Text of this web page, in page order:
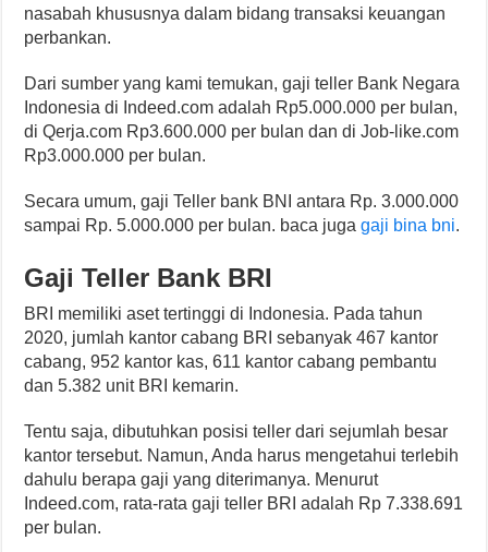
nasabah khususnya dalam bidang transaksi keuangan
perbankan.
Dari sumber yang kami temukan, gaji teller Bank Negara
Indonesia di Indeed.com adalah Rp5.000.000 per bulan,
di Qerja.com Rp3.600.000 per bulan dan di Job-like.com
Rp3.000.000 per bulan.
Secara umum, gaji Teller bank BNI antara Rp. 3.000.000
sampai Rp. 5.000.000 per bulan. baca jugagaji bina bni.
Gaji Teller Bank BRI
BRI memiliki aset tertinggi di Indonesia. Pada tahun
2020, jumlah kantor cabang BRI sebanyak 467 kantor
cabang, 952 kantor kas, 611 kantor cabang pembantu
dan 5.382 unit BRI kemarin.
Tentu saja, dibutuhkan posisi teller dari sejumlah besar
kantor tersebut. Namun, Anda harus mengetahui terlebih
dahulu berapa gaji yang diterimanya. Menurut
Indeed.com, rata-rata gaji teller BRI adalah Rp 7.338.691
per bulan.